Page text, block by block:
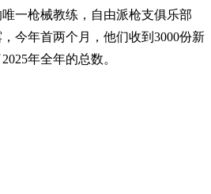
一枪械教练，自由派枪支俱乐部
，今年首两个月，他们收到3000份新
年全年的总数。